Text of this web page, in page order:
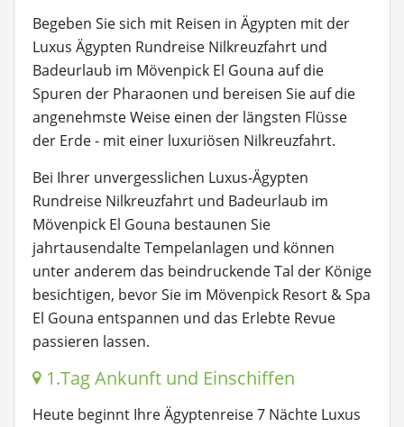
Begeben Sie sich mit Reisen in Ägypten mit der
Luxus Ägypten Rundreise Nilkreuzfahrt und
Badeurlaub im Mövenpick El Gouna auf die
Spuren der Pharaonen und bereisen Sie auf die
angenehmste Weise einen der längsten Flüsse
der Erde - mit einer luxuriösen Nilkreuzfahrt.
Bei Ihrer unvergesslichen Luxus-Ägypten
Rundreise Nilkreuzfahrt und Badeurlaub im
Mövenpick El Gouna bestaunen Sie
jahrtausendalte Tempelanlagen und können
unter anderem das beindruckende Tal der Könige
besichtigen, bevor Sie im Mövenpick Resort & Spa
El Gouna entspannen und das Erlebte Revue
passieren lassen.
1.Tag Ankunft und Einschiffen
Heute beginnt Ihre Ägyptenreise 7 Nächte Luxus